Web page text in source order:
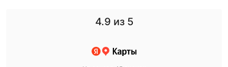
4.9 из 5